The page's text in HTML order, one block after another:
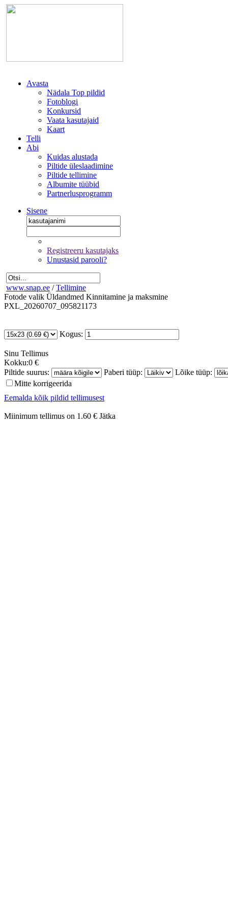
Avasta
Nädala Top pildid
Fotoblogi
Konkursid
Vaata kasutajaid
Kaart
Telli
Abi
Kuidas alustada
Piltide üleslaadimine
Piltide tellimine
Albumite tüübid
Partnerlusprogramm
Sisene
Registreeru kasutajaks
Unustasid parooli?
www.snap.ee / Tellimine
Fotode valik Üldandmed Kinnitamine ja maksmine
PXL_20260707_095821173
Kogus:
Sinu Tellimus
Kokku:0 €
Piltide suurus:
Paberi tüüp:
Lõike tüüp:
Mitte korrigeerida
Eemalda kõik pildid tellimusest
Miinimum tellimus on 1.60 € Jätka